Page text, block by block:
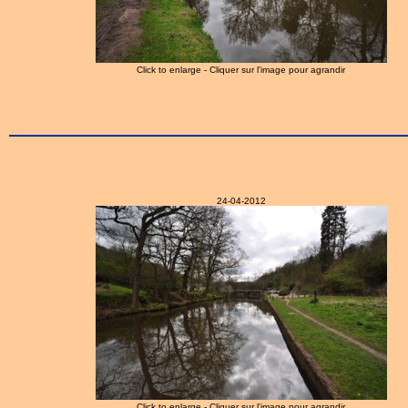
Click to enlarge - Cliquer sur l'image pour agrandir
24-04-2012